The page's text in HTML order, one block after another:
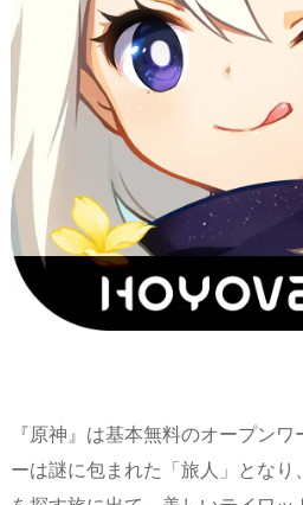
『原神』は基本無料のオープン
ーは謎に包まれた「旅人」とな